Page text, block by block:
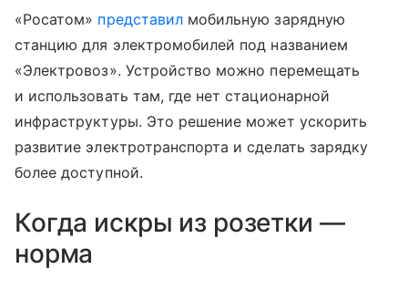
«Росатом» представилмобильную зарядную
станцию для электромобилей под названием
«Электровоз». Устройство можно перемещать
и использовать там, где нет стационарной
инфраструктуры. Это решение может ускорить
развитие электротранспорта и сделать зарядку
более доступной.
Когда искры из розетки —
норма